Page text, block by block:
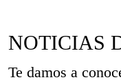
NOTICIAS
Te damos a